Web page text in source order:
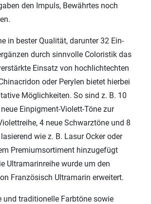
den Impuls, Bewährtes noch
in bester Qualität, darunter 32 Ein-
durch sinnvolle Coloristik das
Einsatz von hochlichtechten
oder Perylen bietet hierbei
Möglichkeiten. So sind z. B. 10
Einpigment-Violett-Töne zur
4 neue Schwarztöne und 8
wie z. B. Lasur Ocker oder
Premiumsortiment hinzugefügt
Ultramarinreihe wurde um den
Französisch Ultramarin erweitert.
und traditionelle Farbtöne sowie